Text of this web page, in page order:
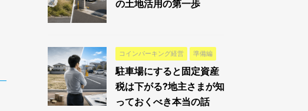
の土地活用の第一歩
コインパーキング経営 準備編
駐車場にすると固定資産
税は下がる?地主さまが知
っておくべき本当の話